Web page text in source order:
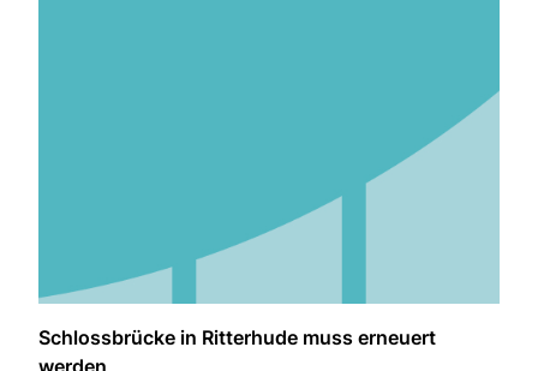
Schlossbrücke in Ritterhude muss erneuert
werden